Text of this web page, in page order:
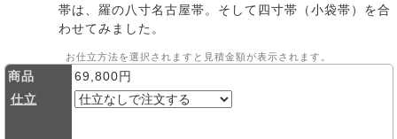
帯は、羅の八寸名古屋帯。そして四寸帯（小袋帯）を合
わせてみました。
お仕立方法を選択されますと見積金額が表示されます。
商品
69,800円
仕立